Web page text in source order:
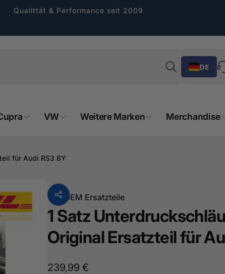
Qualittät & Performance seit 2009
Suchen
DE
VW Weitere Marken Merchandise
für Audi RS3 8Y
VonOEM Ersatzteile
1 Satz
Original Ersatzteil für
Normaler
239,99 €
8